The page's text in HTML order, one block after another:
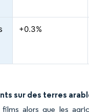
+0.3%
sur des terres
alors que les